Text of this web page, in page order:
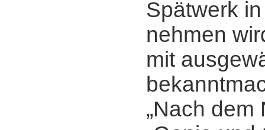
Spätwerk
nehmen
mit
„Nach dem